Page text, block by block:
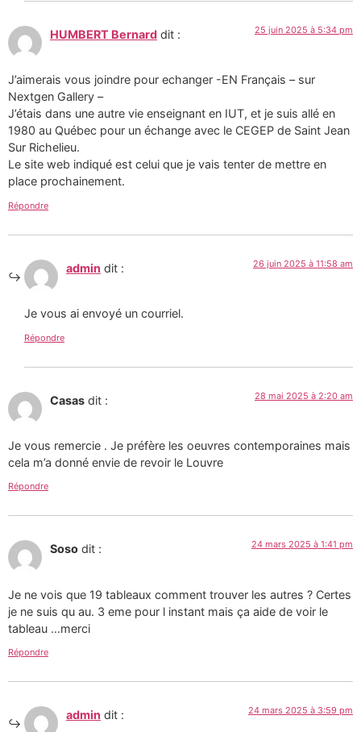
HUMBERT Bernard dit : 25 juin 2025 à 5:34 pm
J’aimerais vous joindre pour echanger -EN Français – sur
Nextgen Gallery –
J’étais dans une autre vie enseignant en IUT, et je suis allé en
1980 au Québec pour un échange avec le CEGEP de Saint Jean
Sur Richelieu.
Le site web indiqué est celui que je vais tenter de mettre en
place prochainement.
Répondre
admin dit : 26 juin 2025 à 11:58 am
Je vous ai envoyé un courriel.
Répondre
Casas dit : 28 mai 2025 à 2:20 am
Je vous remercie . Je préfère les oeuvres contemporaines mais
cela m’a donné envie de revoir le Louvre
Répondre
Soso dit : 24 mars 2025 à 1:41 pm
Je ne vois que 19 tableaux comment trouver les autres ? Certes
je ne suis qu au. 3 eme pour l instant mais ça aide de voir le
tableau …merci
Répondre
admin dit : 24 mars 2025 à 3:59 pm